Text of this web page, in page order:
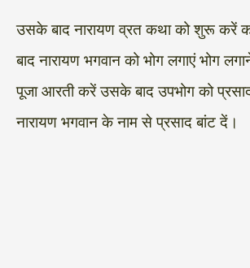
उसके बाद नारायण व्रत कथा को शुरू करें
बाद नारायण भगवान को भोग लगाएं भोग
पूजा आरती करें उसके बाद उपभोग को
नारायण भगवान के नाम से प्रसाद बांट दें।